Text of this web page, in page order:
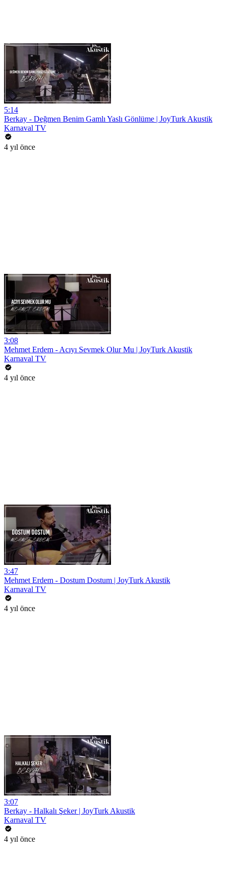
5:14
Berkay - Değmen Benim Gamlı Yaslı Gönlüme | JoyTurk Akustik
Karnaval TV
4 yıl önce
3:08
Mehmet Erdem - Acıyı Sevmek Olur Mu | JoyTurk Akustik
Karnaval TV
4 yıl önce
3:47
Mehmet Erdem - Dostum Dostum | JoyTurk Akustik
Karnaval TV
4 yıl önce
3:07
Berkay - Halkalı Şeker | JoyTurk Akustik
Karnaval TV
4 yıl önce